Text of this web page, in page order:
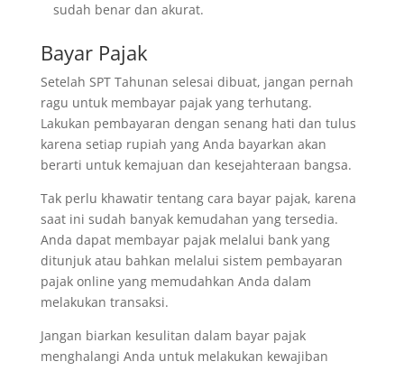
sudah benar dan akurat.
Bayar Pajak
Setelah SPT Tahunan selesai dibuat, jangan pernah
ragu untuk membayar pajak yang terhutang.
Lakukan pembayaran dengan senang hati dan tulus
karena setiap rupiah yang Anda bayarkan akan
berarti untuk kemajuan dan kesejahteraan bangsa.
Tak perlu khawatir tentang cara bayar pajak, karena
saat ini sudah banyak kemudahan yang tersedia.
Anda dapat membayar pajak melalui bank yang
ditunjuk atau bahkan melalui sistem pembayaran
pajak online yang memudahkan Anda dalam
melakukan transaksi.
Jangan biarkan kesulitan dalam bayar pajak
menghalangi Anda untuk melakukan kewajiban